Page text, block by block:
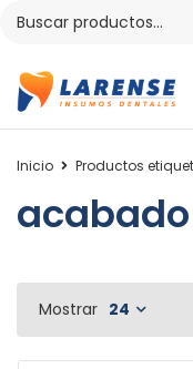
Inicio Productos
Mostrar 24